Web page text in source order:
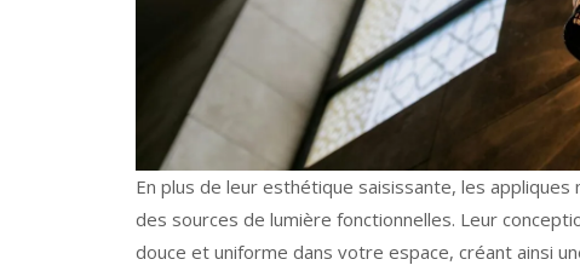
En plus de leur esthétique saisissante, les
des sources de lumière fonctionnelles. Leur
douce et uniforme dans votre espace, créant ainsi